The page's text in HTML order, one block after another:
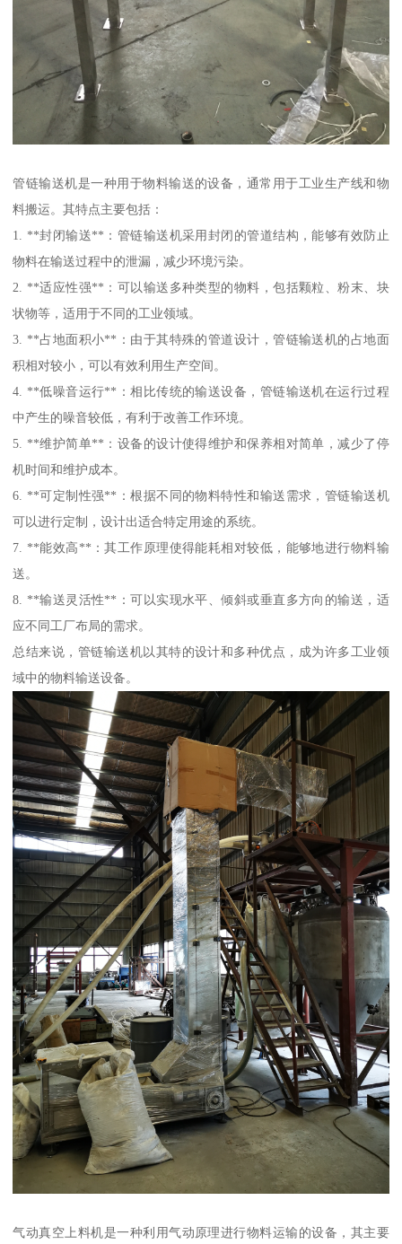
管链输送机是一种用于物料输送的设备，通常用于工业生产线和物
料搬运。其特点主要包括：
1. **封闭输送**：管链输送机采用封闭的管道结构，能够有效防止
物料在输送过程中的泄漏，减少环境污染。
2. **适应性强**：可以输送多种类型的物料，包括颗粒、粉末、块
状物等，适用于不同的工业领域。
3. **占地面积小**：由于其特殊的管道设计，管链输送机的占地面
积相对较小，可以有效利用生产空间。
4. **低噪音运行**：相比传统的输送设备，管链输送机在运行过程
中产生的噪音较低，有利于改善工作环境。
5. **维护简单**：设备的设计使得维护和保养相对简单，减少了停
机时间和维护成本。
6. **可定制性强**：根据不同的物料特性和输送需求，管链输送机
可以进行定制，设计出适合特定用途的系统。
7. **能效高**：其工作原理使得能耗相对较低，能够地进行物料输
送。
8. **输送灵活性**：可以实现水平、倾斜或垂直多方向的输送，适
应不同工厂布局的需求。
总结来说，管链输送机以其特的设计和多种优点，成为许多工业领
域中的物料输送设备。
气动真空上料机是一种利用气动原理进行物料运输的设备，其主要